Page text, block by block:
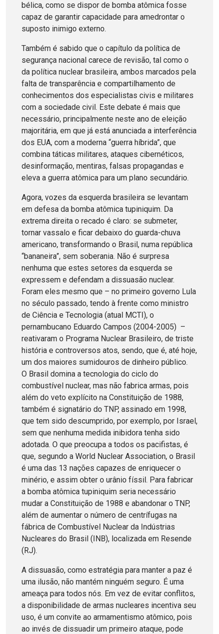
bélica, como se dispor de bomba atômica fosse
capaz de garantir capacidade para amedrontar o
suposto inimigo externo.
Também é sabido que o capítulo da política de
segurança nacional carece de revisão, tal como o
da política nuclear brasileira, ambos marcados pela
falta de transparência e compartilhamento de
conhecimentos dos especialistas civis e militares
com a sociedade civil. Este debate é mais que
necessário, principalmente neste ano de eleição
majoritária, em que já está anunciada a interferência
dos EUA, com a moderna “guerra híbrida”, que
combina táticas militares, ataques cibernéticos,
desinformação, mentiras, falsas propagandas e
eleva a guerra atômica para um plano secundário.
Agora, vozes da esquerda brasileira se levantam
em defesa da bomba atômica tupiniquim. Da
extrema direita o recado é claro: se submeter,
tornar vassalo e ficar debaixo do guarda-chuva
americano, transformando o Brasil, numa república
“bananeira”, sem soberania. Não é surpresa
nenhuma que estes setores da esquerda se
expressem e defendam a dissuasão nuclear.
Foram eles mesmo que – no primeiro governo Lula
no século passado, tendo à frente como ministro
de Ciência e Tecnologia (atual MCTI), o
pernambucano Eduardo Campos (2004-2005) –
reativaram o Programa Nuclear Brasileiro, de triste
história e controversos atos, sendo, que é, até hoje,
um dos maiores sumidouros de dinheiro público.
O Brasil domina a tecnologia do ciclo do
combustível nuclear, mas não fabrica armas, pois
além do veto explícito na Constituição de 1988,
também é signatário do TNP, assinado em 1998,
que tem sido descumprido, por exemplo, por Israel,
sem que nenhuma medida inibidora tenha sido
adotada. O que preocupa a todos os pacifistas, é
que, segundo a World Nuclear Association, o Brasil
é uma das 13 nações capazes de enriquecer o
minério, e assim obter o urânio físsil. Para fabricar
a bomba atômica tupiniquim seria necessário
mudar a Constituição de 1988 e abandonar o TNP,
além de aumentar o número de centrífugas na
fábrica de Combustível Nuclear da Indústrias
Nucleares do Brasil (INB), localizada em Resende
(RJ).
A dissuasão, como estratégia para manter a paz é
uma ilusão, não mantém ninguém seguro. É uma
ameaça para todos nós. Em vez de evitar conflitos,
a disponibilidade de armas nucleares incentiva seu
uso, é um convite ao armamentismo atômico, pois
ao invés de dissuadir um primeiro ataque, pode